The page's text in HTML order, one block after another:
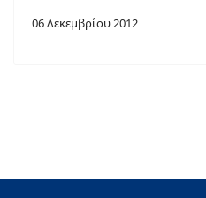
06 Δεκεμβρίου 2012